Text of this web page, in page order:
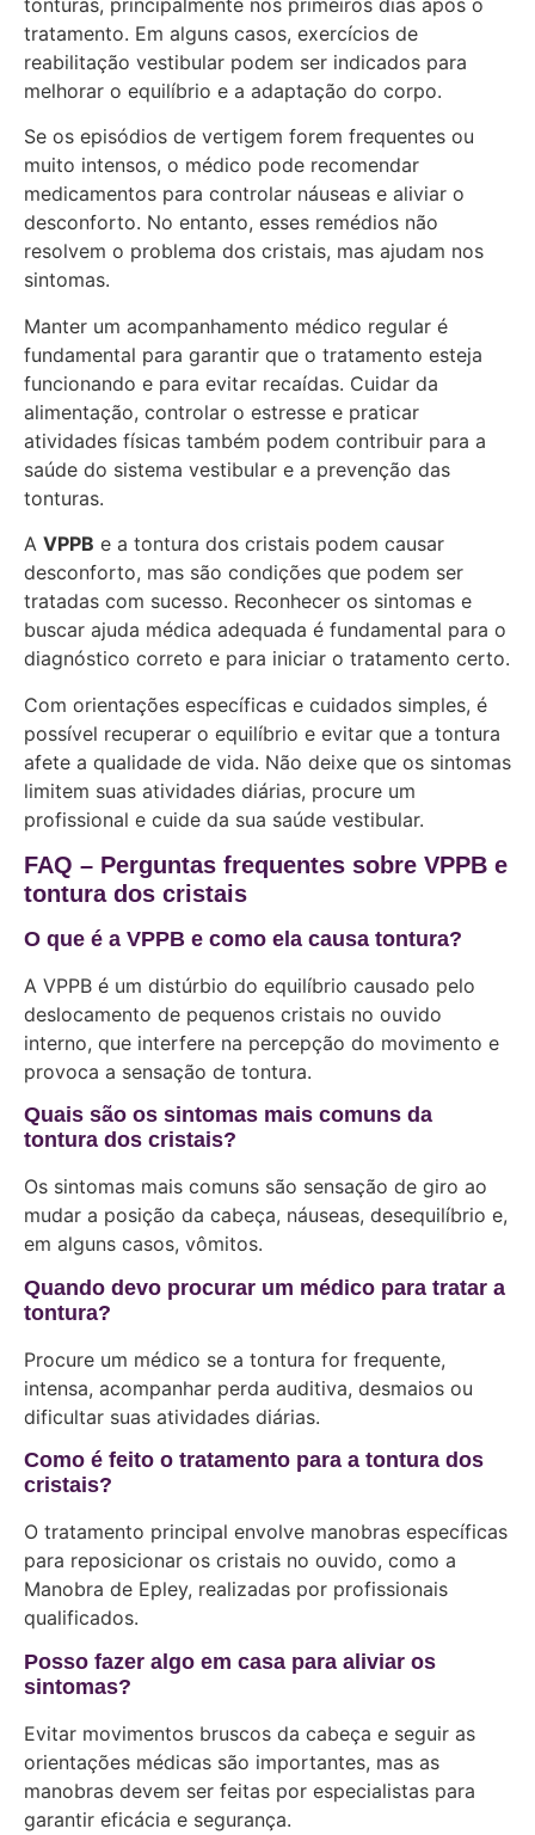
tonturas, principalmente nos primeiros dias após o
tratamento. Em alguns casos, exercícios de
reabilitação vestibular podem ser indicados para
melhorar o equilíbrio e a adaptação do corpo.
Se os episódios de vertigem forem frequentes ou
muito intensos, o médico pode recomendar
medicamentos para controlar náuseas e aliviar o
desconforto. No entanto, esses remédios não
resolvem o problema dos cristais, mas ajudam nos
sintomas.
Manter um acompanhamento médico regular é
fundamental para garantir que o tratamento esteja
funcionando e para evitar recaídas. Cuidar da
alimentação, controlar o estresse e praticar
atividades físicas também podem contribuir para a
saúde do sistema vestibular e a prevenção das
tonturas.
A VPPB e a tontura dos cristais podem causar
desconforto, mas são condições que podem ser
tratadas com sucesso. Reconhecer os sintomas e
buscar ajuda médica adequada é fundamental para o
diagnóstico correto e para iniciar o tratamento certo.
Com orientações específicas e cuidados simples, é
possível recuperar o equilíbrio e evitar que a tontura
afete a qualidade de vida. Não deixe que os sintomas
limitem suas atividades diárias, procure um
profissional e cuide da sua saúde vestibular.
FAQ – Perguntas frequentes sobre VPPB e
tontura dos cristais
O que é a VPPB e como ela causa tontura?
A VPPB é um distúrbio do equilíbrio causado pelo
deslocamento de pequenos cristais no ouvido
interno, que interfere na percepção do movimento e
provoca a sensação de tontura.
Quais são os sintomas mais comuns da
tontura dos cristais?
Os sintomas mais comuns são sensação de giro ao
mudar a posição da cabeça, náuseas, desequilíbrio e,
em alguns casos, vômitos.
Quando devo procurar um médico para tratar a
tontura?
Procure um médico se a tontura for frequente,
intensa, acompanhar perda auditiva, desmaios ou
dificultar suas atividades diárias.
Como é feito o tratamento para a tontura dos
cristais?
O tratamento principal envolve manobras específicas
para reposicionar os cristais no ouvido, como a
Manobra de Epley, realizadas por profissionais
qualificados.
Posso fazer algo em casa para aliviar os
sintomas?
Evitar movimentos bruscos da cabeça e seguir as
orientações médicas são importantes, mas as
manobras devem ser feitas por especialistas para
garantir eficácia e segurança.